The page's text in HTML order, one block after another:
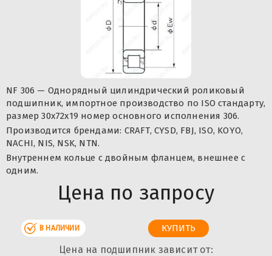
NF 306 — Однорядный цилиндрический роликовый
подшипник, импортное производство по ISO стандарту,
размер 30x72x19 номер основного исполнения 306.
Производится брендами: CRAFT, CYSD, FBJ, ISO, KOYO,
NACHI, NIS, NSK, NTN.
Внутреннем кольце с двойным фланцем, внешнее с
одним.
Цена по запросу
В НАЛИЧИИ
Цена на подшипник зависит от: